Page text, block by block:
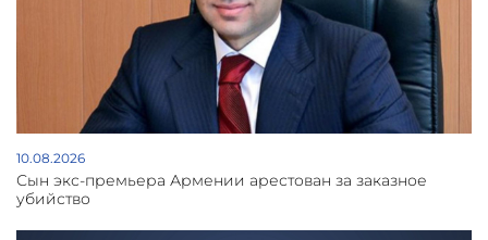
10.08.2026
Сын экс-премьера Армении арестован за заказное
убийство